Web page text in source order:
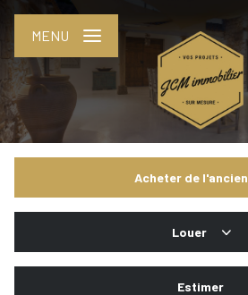
MENU
Acheter de l'ancien
Louer
Estimer